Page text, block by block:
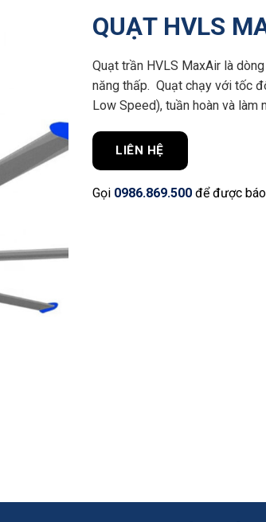
QUẠT HVLS
Quạt trần HVLS MaxAir là
năng thấp. Quạt chạy với tốc
Low Speed), tuần hoàn và làm
LIÊN HỆ
Gọi 0986.869.500để được báo